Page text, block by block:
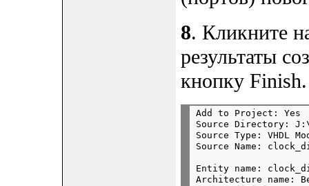
8. Кликните
результаты
кнопку Finish.
Add to Project: Yes
Source Directory:
Source Type: VHDL
Entity name:
Architecture name: